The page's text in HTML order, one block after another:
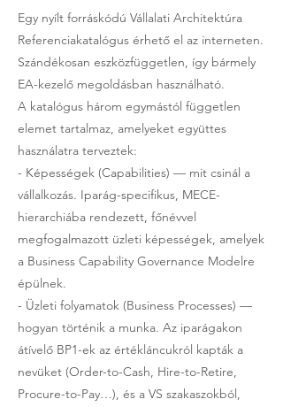
Egy nyílt forráskódú Vállalati Architektúra
Referenciakatalógus érhető el az interneten.
Szándékosan eszközfüggetlen, így bármely
EA-kezelő megoldásban használható.
A katalógus három egymástól független
elemet tartalmaz, amelyeket együttes
használatra terveztek:
- Képességek (Capabilities) — mit csinál a
vállalkozás. Iparág-specifikus, MECE-
hierarchiába rendezett, főnévvel
megfogalmazott üzleti képességek, amelyek
a Business Capability Governance Modelre
épülnek.
- Üzleti folyamatok (Business Processes) —
hogyan történik a munka. Az iparágakon
átívelő BP1-ek az értékláncukról kapták a
nevüket (Order-to-Cash, Hire-to-Retire,
Procure-to-Pay…), és a VS szakaszokból,